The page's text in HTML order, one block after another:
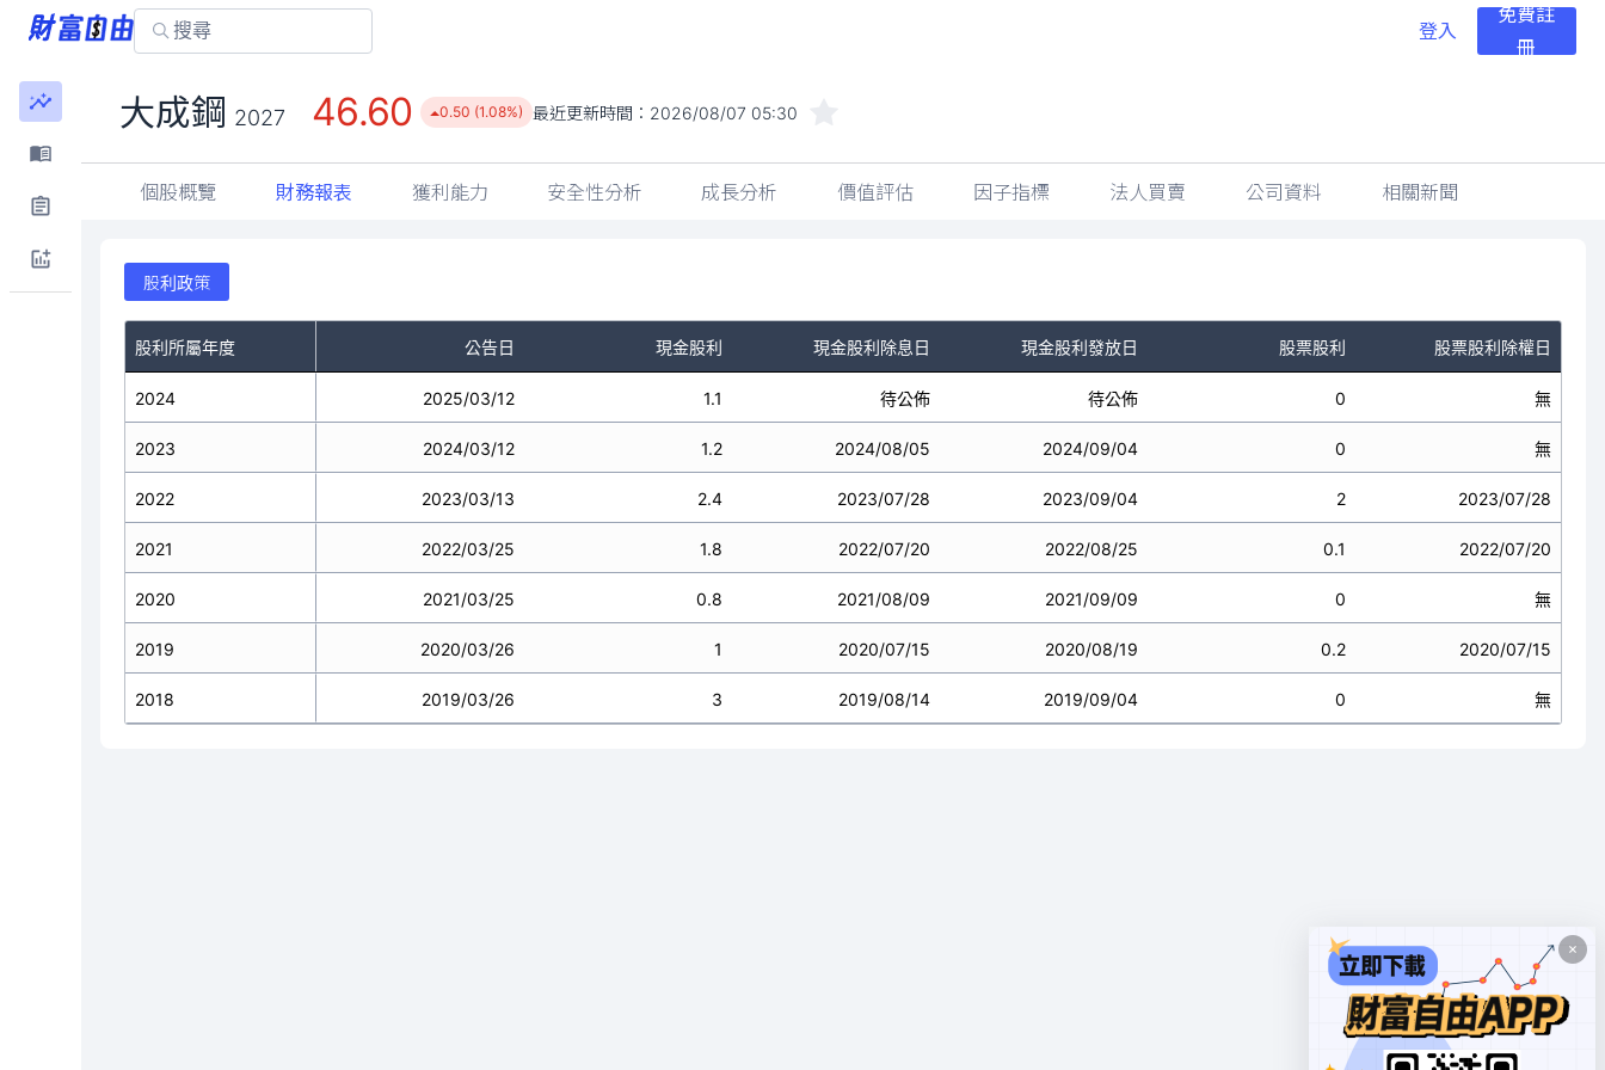
登入
免費註
冊
大成鋼 2027 46.60 0.50 (1.08%) 最近更新時間： 2026/08/07 05:30
個股概覽 財務報表 獲利能力 安全性分析 成長分析 價值評估 因子指標 法人買賣 公司資料 相關新聞
股利政策
股利所屬年度 公告日 現金股利 現金股利除息日 現金股利發放日 股票股利 股票股利除權日
2024
2023
2022
2021
2020
2019
2018
2025/03/12 1.1 待公佈 待公佈 0 無
2024/03/12 1.2 2024/08/05 2024/09/04 0 無
2023/03/13 2.4 2023/07/28 2023/09/04 2 2023/07/28
2022/03/25 1.8 2022/07/20 2022/08/25 0.1 2022/07/20
2021/03/25 0.8 2021/08/09 2021/09/09 0 無
2020/03/26 1 2020/07/15 2020/08/19 0.2 2020/07/15
2019/03/26 3 2019/08/14 2019/09/04 0 無